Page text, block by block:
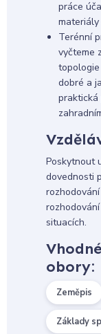
práce
materiály
Terénní
vyčteme
dobré a
praktická
Poskytnout
dovednosti
situacích.
obory:
Zeměpis
Základy